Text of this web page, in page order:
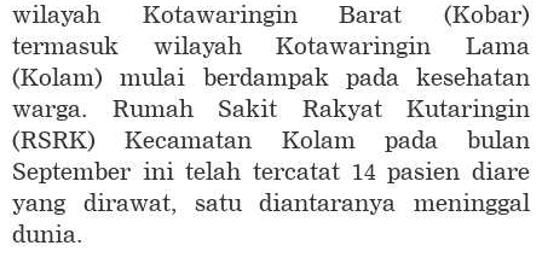
wilayah Kotawaringin Barat (Kobar)
termasuk wilayah Kotawaringin Lama
(Kolam) mulai berdampak pada kesehatan
warga. Rumah Sakit Rakyat Kutaringin
(RSRK) Kecamatan Kolam pada bulan
September ini telah tercatat 14 pasien diare
yang dirawat, satu diantaranya meninggal
dunia.